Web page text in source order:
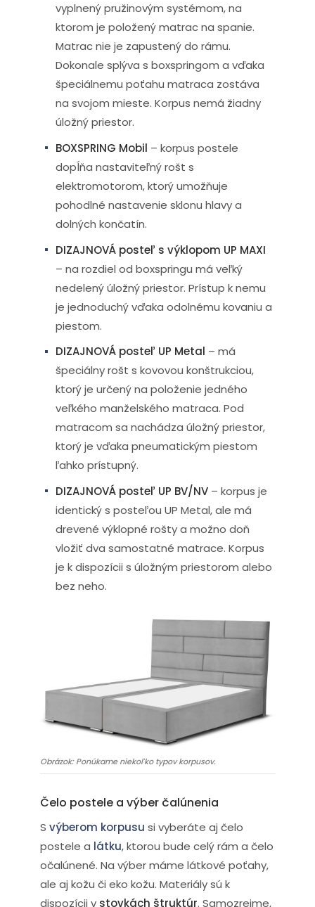
vyplnený pružinovým systémom, na
ktorom je položený matrac na spanie.
Matrac nie je zapustený do rámu.
Dokonale splýva s boxspringom a vďaka
špeciálnemu poťahu matraca zostáva
na svojom mieste. Korpus nemá žiadny
úložný priestor.
BOXSPRING Mobil – korpus postele
dopĺňa nastaviteľný rošt s
elektromotorom, ktorý umožňuje
pohodlné nastavenie sklonu hlavy a
dolných končatín.
DIZAJNOVÁ posteľ s výklopom UP MAXI
– na rozdiel od boxspringu má veľký
nedelený úložný priestor. Prístup k nemu
je jednoduchý vďaka odolnému kovaniu a
piestom.
DIZAJNOVÁ posteľ UP Metal – má
špeciálny rošt s kovovou konštrukciou,
ktorý je určený na položenie jedného
veľkého manželského matraca. Pod
matracom sa nachádza úložný priestor,
ktorý je vďaka pneumatickým piestom
ľahko prístupný.
DIZAJNOVÁ posteľ UP BV/NV – korpus je
identický s posteľou UP Metal, ale má
drevené výklopné rošty a možno doň
vložiť dva samostatné matrace. Korpus
je k dispozícii s úložným priestorom alebo
bez neho.
Obrázok: Ponúkame niekoľko typov korpusov.
Čelo postele a výber čalúnenia
S výberom korpusu si vyberáte aj čelo
postele a látku, ktorou bude celý rám a čelo
očalúnené. Na výber máme látkové poťahy,
ale aj kožu či eko kožu. Materiály sú k
dispozícii v stovkách štruktúr. Samozrejme,